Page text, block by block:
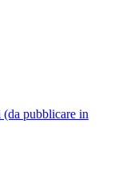
pubblicare in